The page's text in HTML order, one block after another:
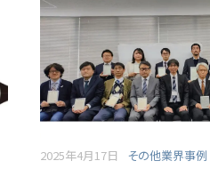
2025年4月17日 その他業界事例